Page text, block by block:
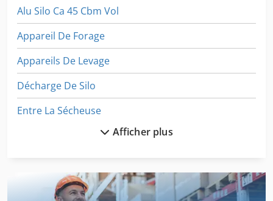
Alu Silo Ca 45 Cbm Vol
Appareil De Forage
Appareils De Levage
Décharge De Silo
Entre La Sécheuse
Machine De Construction
Machine De Finition
Afficher plus